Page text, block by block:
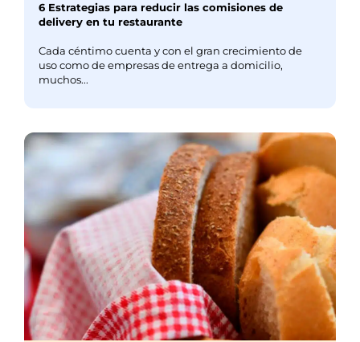
6 Estrategias para reducir las comisiones de
delivery en tu restaurante
Cada céntimo cuenta y con el gran crecimiento de
uso como de empresas de entrega a domicilio,
muchos...